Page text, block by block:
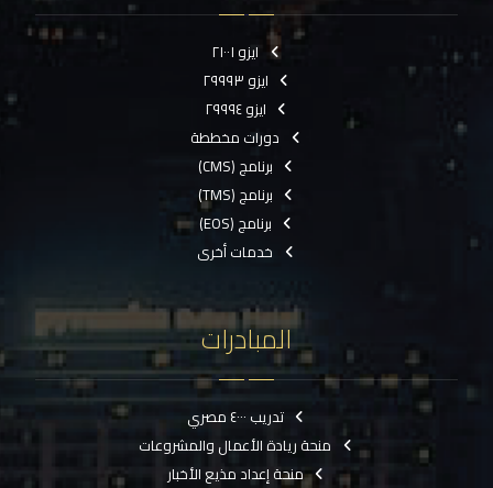
ايزو ٢١٠٠١
ايزو ٢٩٩٩٣
ايزو ٢٩٩٩٤
دورات مخططة
برنامج (CMS)
برنامج (TMS)
برنامج (EOS)
خدمات أخرى
المبادرات
تدريب ٤٠٠٠ مصري
منحة ريادة الأعمال والمشروعات
منحة إعداد مذيع الأخبار